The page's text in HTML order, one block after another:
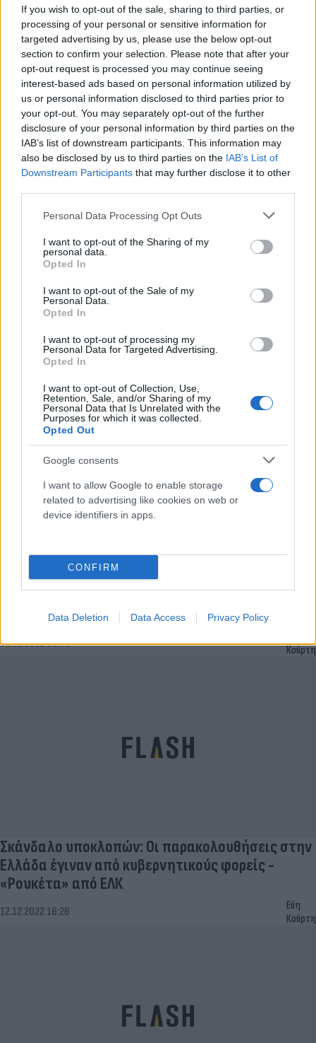
If you wish to opt-out of the sale, sharing to third parties, or
processing of your personal or sensitive information for
targeted advertising by us, please use the below opt-out
section to confirm your selection. Please note that after your
opt-out request is processed you may continue seeing
interest-based ads based on personal information utilized by
us or personal information disclosed to third parties prior to
your opt-out. You may separately opt-out of the further
disclosure of your personal information by third parties on the
IAB’s list of downstream participants. This information may
also be disclosed by us to third parties on the IAB’s List of
Downstream Participants that may further disclose it to other
Please note that this website/app uses one or more Google
not limited to your visit or usage behaviour. You may click to
grant or deny consent to Google and its third-party tags to
use your data for below specified purposes in below Google
consent section.
Personal Data Processing Opt Outs
I want to opt-out of the Sharing of my
personal data.
Opted In
I want to opt-out of the Sale of my
Personal Data.
Opted In
I want to opt-out of processing my
Personal Data for Targeted Advertising.
Opted In
I want to opt-out of Collection, Use,
Retention, Sale, and/or Sharing of my
Personal Data that Is Unrelated with the
Purposes for which it was collected.
Opted Out
Google consents
I want to allow Google to enable storage
related to advertising like cookies on web or
device identifiers in apps.
CONFIRM
Data Deletion Data Access Privacy Policy
Γιώργος Κύρτσος: Θλιβερή εμφάνιση
Ασημακοπούλου και Βόζεμπεργκ στο
Ευρωκοινοβούλιο
15.02.2023 20:54
Κούρτη
«για προστασία της ασυλίας του» από τις
υποκλοπές
17.01.2023 17:54
Euractiv για Καϊλή: Ψήφιζε "αγκαζέ" με το ΕΛΚ -
Έντονη κριτική από τους Σοσιαλιστές
12.12.2022 16:48
Κούρτη
Σκάνδαλο υποκλοπών: Οι παρακολουθήσεις στην
Ελλάδα έγιναν από κυβερνητικούς φορείς -
«Ρουκέτα» από ΕΛΚ
12.12.2022 16:26
Εύη
Κούρτη